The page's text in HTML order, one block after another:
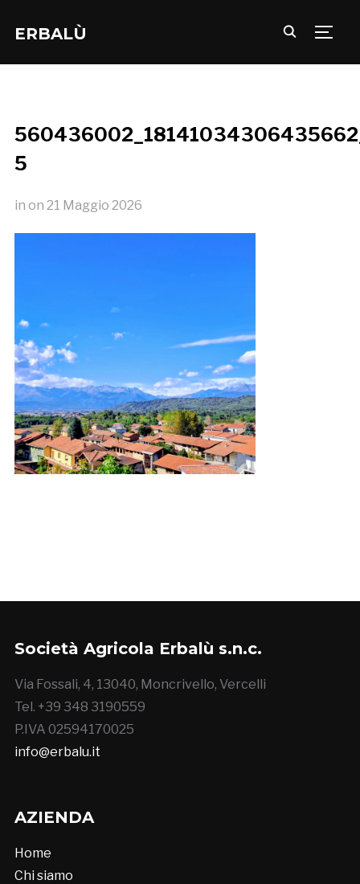
ERBALÙ
5
in on 21 Maggio 2026
Società Agricola Erbalù s.n.c.
Via Fossali, 4, 13040, Moncrivello, Vercelli
Tel. +39 348 3190559
P.IVA 02594170025
info@erbalu.it
AZIENDA
Home
Chi siamo